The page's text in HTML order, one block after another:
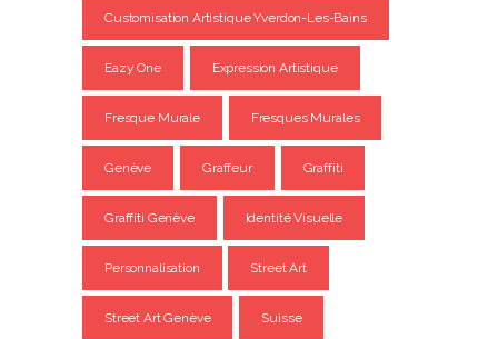
Customisation Artistique Yverdon-Les-Bains
Eazy One Expression Artistique
Fresque Murale Fresques Murales
Genève Graffeur Graffiti
Graffiti Genève Identité Visuelle
Personnalisation Street Art
Street Art Genève Suisse